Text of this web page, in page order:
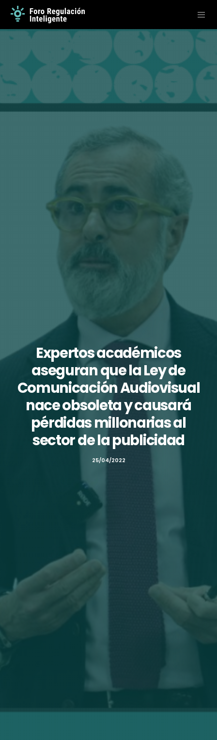
Expertos académicos
aseguran que la Ley de
Comunicación Audiovisual
nace obsoleta y causará
pérdidas millonarias al
sector de la publicidad
25/04/2022